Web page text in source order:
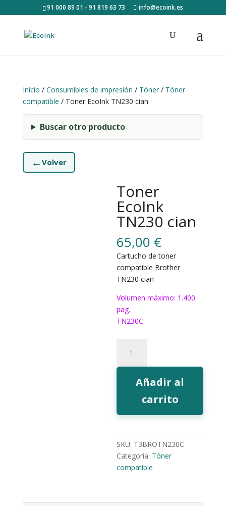
91 000 89 01 - 91 819 63 73 info@ecoink.es
Inicio / Consumibles de impresión / Tóner/ Tóner
compatible / Toner EcoInk TN230 cian
Buscar otro producto
← Volver
Toner
EcoInk
TN230 cian
65,00 €
Cartucho de toner
compatible Brother
TN230 cian
Volumen máximo: 1.400
pag.
TN230C
EcoInk
TN230
Añadir al
carrito
SKU: T3BROTN230C
Categoría: Tóner
compatible